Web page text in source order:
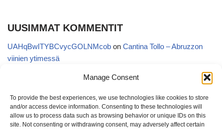
Manage Consent
To provide the best experiences, we use technologies like cookies to store
and/or access device information. Consenting to these technologies will
allow us to process data such as browsing behavior or unique IDs on this
site. Not consenting or withdrawing consent, may adversely affect certain
UUSIMMAT KOMMENTIT
UAHqBwITYBCvycGOLNMcob on Cantina Tollo – Abruzzon
viinien ytimessä
EgVGGttRTxKfbqUaWNglbonCantina Tollo – Abruzzon viinien
AnonymousonKyläviini Riojasta – Ortega Ezquerro Vino de
Tudelilla Crianza 2018 (Alko 14,88 €)